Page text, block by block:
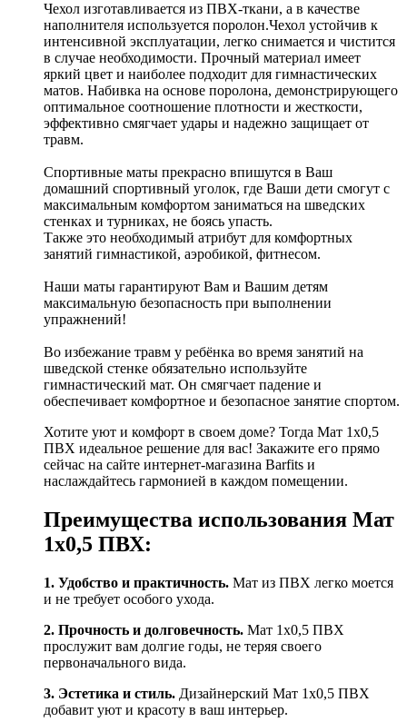
Чехол изготавливается из ПВХ-ткани, а в качестве
наполнителя используется поролон.Чехол устойчив к
интенсивной эксплуатации, легко снимается и чистится
в случае необходимости. Прочный материал имеет
яркий цвет и наиболее подходит для гимнастических
матов. Набивка на основе поролона, демонстрирующего
оптимальное соотношение плотности и жесткости,
эффективно смягчает удары и надежно защищает от
травм.
Спортивные маты прекрасно впишутся в Ваш
домашний спортивный уголок, где Ваши дети смогут с
максимальным комфортом заниматься на шведских
стенках и турниках, не боясь упасть.
Также это необходимый атрибут для комфортных
занятий гимнастикой, аэробикой, фитнесом.
Наши маты гарантируют Вам и Вашим детям
максимальную безопасность при выполнении
упражнений!
Во избежание травм у ребёнка во время занятий на
шведской стенке обязательно используйте
гимнастический мат. Он смягчает падение и
обеспечивает комфортное и безопасное занятие спортом.
Хотите уют и комфорт в своем доме? Тогда Мат 1х0,5
ПВХ идеальное решение для вас! Закажите его прямо
сейчас на сайте интернет-магазина Barfits и
наслаждайтесь гармонией в каждом помещении.
Преимущества использования Мат
1х0,5 ПВХ:
1. Удобство и практичность. Мат из ПВХ легко моется
и не требует особого ухода.
2. Прочность и долговечность. Мат 1х0,5 ПВХ
прослужит вам долгие годы, не теряя своего
первоначального вида.
3. Эстетика и стиль. Дизайнерский Мат 1х0,5 ПВХ
добавит уют и красоту в ваш интерьер.